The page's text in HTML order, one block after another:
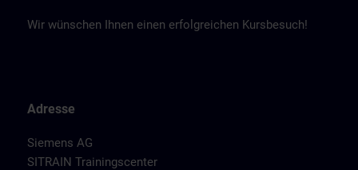
Wir wünschen Ihnen einen erfolgreichen Kursbesuch!
Adresse
Siemens AG
SITRAIN Trainingscenter